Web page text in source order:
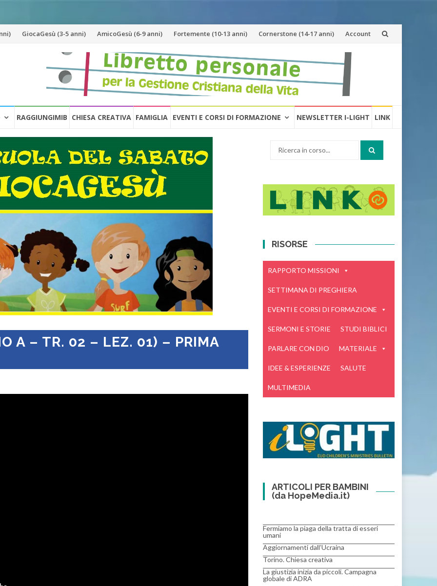
GiocaGesù (3-5 anni) AmicoGesù (6-9 anni) Fortemente (10-13 anni) Cornerstone (14-17 anni) Account
RAGGIUNGIMIB CHIESA CREATIVA FAMIGLIA EVENTI E CORSI DI FORMAZIONE NEWSLETTER I-LIGHT LINK
A – TR. 02 – LEZ. 01) – PRIMA
RISORSE
RAPPORTO MISSIONI
SETTIMANA DI PREGHIERA
EVENTI E CORSI DI FORMAZIONE
SERMONI E STORIE STUDI BIBLICI
PARLARE CON DIO MATERIALE
IDEE & ESPERIENZE SALUTE
MULTIMEDIA
ARTICOLI PER BAMBINI
(da HopeMedia.it)
Fermiamo la piaga della tratta di esseri
umani
Aggiornamenti dall’Ucraina
Torino. Chiesa creativa
La giustizia inizia da piccoli. Campagna
globale di ADRA